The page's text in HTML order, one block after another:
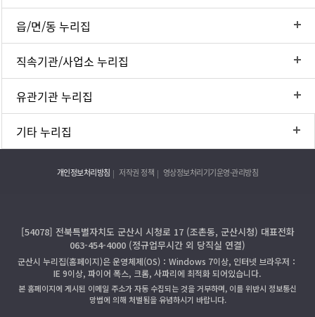
읍/면/동 누리집
직속기관/사업소 누리집
유관기관 누리집
기타 누리집
개인정보처리방침 저작권 정책 영상정보처리기기운영·관리방침
[54078] 전북특별자치도 군산시 시청로 17 (조촌동, 군산시청) 대표전화
063-454-4000 (정규업무시간 외 당직실 연결)
군산시 누리집(홈페이지)은 운영체제(OS)：Windows 7이상, 인터넷 브라우저：
IE 9이상, 파이어 폭스, 크롬, 사파리에 최적화 되어있습니다.
본 홈페이지에 게시된 이메일 주소가 자동 수집되는 것을 거부하며, 이를 위반시 정보통신
망법에 의해 처벌됨을 유념하시기 바랍니다.